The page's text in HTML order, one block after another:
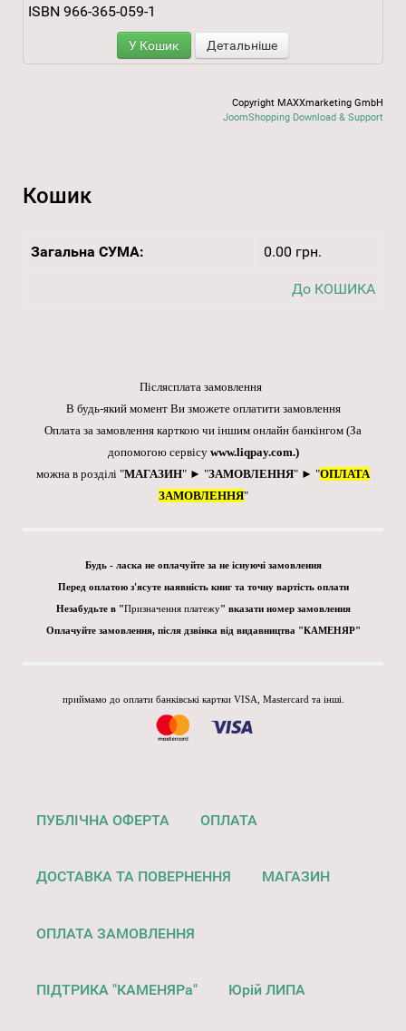
ISBN 966-365-059-1
У Кошик Детальніше
Copyright MAXXmarketing GmbH
JoomShopping Download & Support
Кошик
Загальна СУМА: 0.00 грн.
До КОШИКА
Післясплата замовлення
В будь-який момент Ви зможете оплатити замовлення
Оплата за замовлення карткою чи іншим онлайн банкінгом (За
допомогою сервісу www.liqpay.com.)
можна в розділі "МАГАЗИН" ► "ЗАМОВЛЕННЯ" ► "ОПЛАТА
ЗАМОВЛЕННЯ"
Будь - ласка не оплачуйте за не існуючі замовлення
Перед оплатою з'ясуте наявність книг та точну вартість оплати
Незабудьте в "Призначення платежу" вказати номер замовлення
Оплачуйте замовлення, після дзвінка від видавництва "КАМЕНЯР"
приймамо до оплати банківські картки VISA, Mastercard та інші.
ПУБЛІЧНА ОФЕРТА ОПЛАТА
ДОСТАВКА ТА ПОВЕРНЕННЯ МАГАЗИН
ОПЛАТА ЗАМОВЛЕННЯ
ПІДТРИКА "КАМЕНЯРа" Юрій ЛИПА